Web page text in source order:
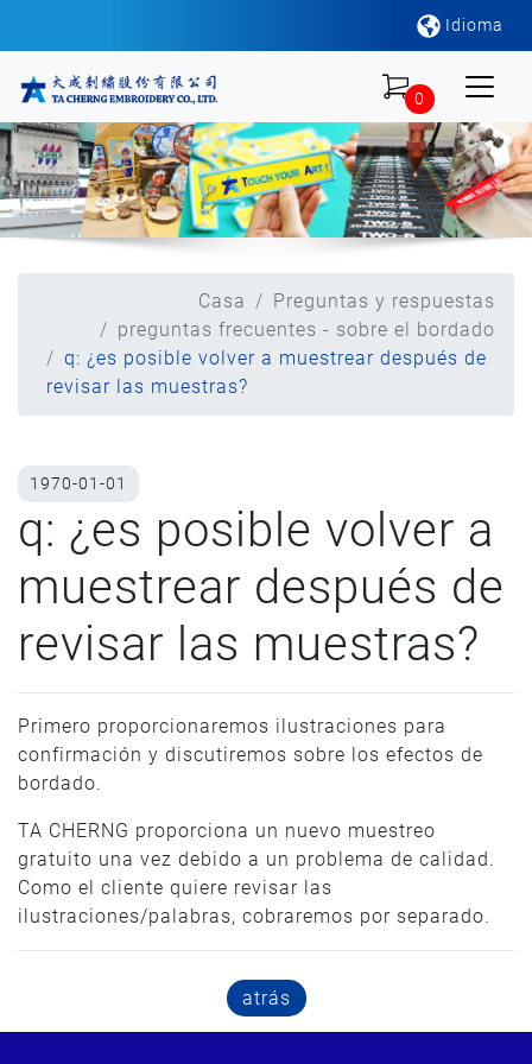
Idioma
0
Casa
Preguntas y respuestas
preguntas frecuentes - sobre el bordado
q: ¿es posible volver a muestrear después de
revisar las muestras?
1970-01-01
q: ¿es posible volver a
muestrear después de
revisar las muestras?
Primero proporcionaremos ilustraciones para
confirmación y discutiremos sobre los efectos de
bordado.
TA CHERNG proporciona un nuevo muestreo
gratuito una vez debido a un problema de calidad.
Como el cliente quiere revisar las
ilustraciones/palabras, cobraremos por separado.
atrás